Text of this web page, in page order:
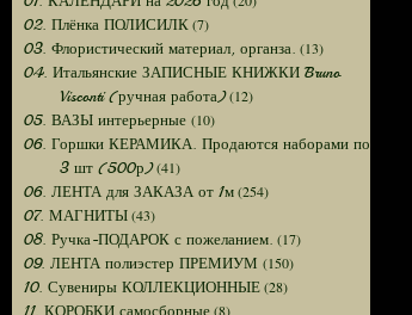
02. Плёнка ПОЛИСИЛК(7)
03. Флористический материал, органза. (13)
04. Итальянские ЗАПИСНЫЕ КНИЖКИ Bruno
Visconti (ручная работа)(12)
05. ВАЗЫ интерьерные (10)
06. Горшки КЕРАМИКА. Продаются наборами по
3 шт (500р)(41)
06. ЛЕНТА для ЗАКАЗА от 1м(254)
07. МАГНИТЫ(43)
08. Ручка-ПОДАРОК с пожеланием. (17)
09. ЛЕНТА полиэстер ПРЕМИУМ (150)
10. Сувениры КОЛЛЕКЦИОННЫЕ(28)
(8)